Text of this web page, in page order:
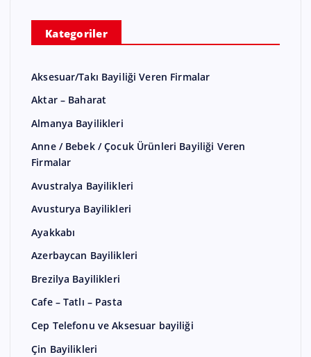
Kategoriler
Aksesuar/Takı Bayiliği Veren Firmalar
Aktar – Baharat
Almanya Bayilikleri
Anne / Bebek / Çocuk Ürünleri Bayiliği Veren
Firmalar
Avustralya Bayilikleri
Avusturya Bayilikleri
Ayakkabı
Azerbaycan Bayilikleri
Brezilya Bayilikleri
Cafe – Tatlı – Pasta
Cep Telefonu ve Aksesuar bayiliği
Çin Bayilikleri